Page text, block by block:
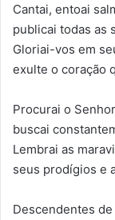
Cantai, entoai
publicai todas as
Gloriai-vos em
exulte o coração
Procurai o
buscai
Lembrai as
seus prodígios e
Descendentes